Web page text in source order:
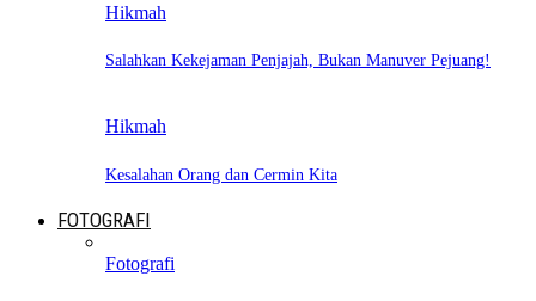
Hikmah
Salahkan Kekejaman Penjajah, Bukan Manuver Pejuang!
Hikmah
Kesalahan Orang dan Cermin Kita
FOTOGRAFI
Fotografi